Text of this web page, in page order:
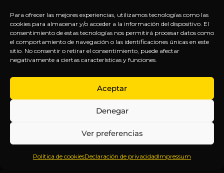
Para ofrecer las mejores experiencias, utilizamos tecnologías como las
cookies para almacenar y/o acceder a la información del dispositivo. El
consentimiento de estas tecnologías nos permitirá procesar datos como
el comportamiento de navegación o las identificaciones únicas en este
sitio. No consentir o retirar el consentimiento, puede afectar
negativamente a ciertas características y funciones.
Aceptar
Denegar
Ver preferencias
Política de cookiesDeclaración de privacidadImpressum
suscripción.
Inteligencia
Anticipándonos
EXPLORA
Inicio
Sobre
Contenido
Webinars
LEGAL
Política
de
Términos y
Aviso
SÍGUENOS